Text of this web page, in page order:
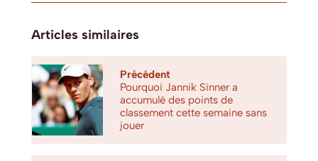
Articles similaires
Précédent
Pourquoi Jannik Sinner a
accumulé des points de
classement cette semaine sans
jouer